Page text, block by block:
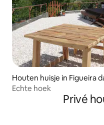
Houten huisje in Figueira
Echte hoek
Privé